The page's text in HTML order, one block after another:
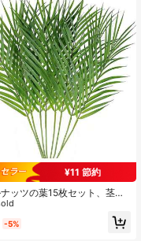
¥11 節約
ッツの葉15枚セット、茎、
熱帯のヤシの葉、フェイク
甲羅、竹の葉、ヤシの葉、サ
花の装飾、ハワイ、披露
-5%